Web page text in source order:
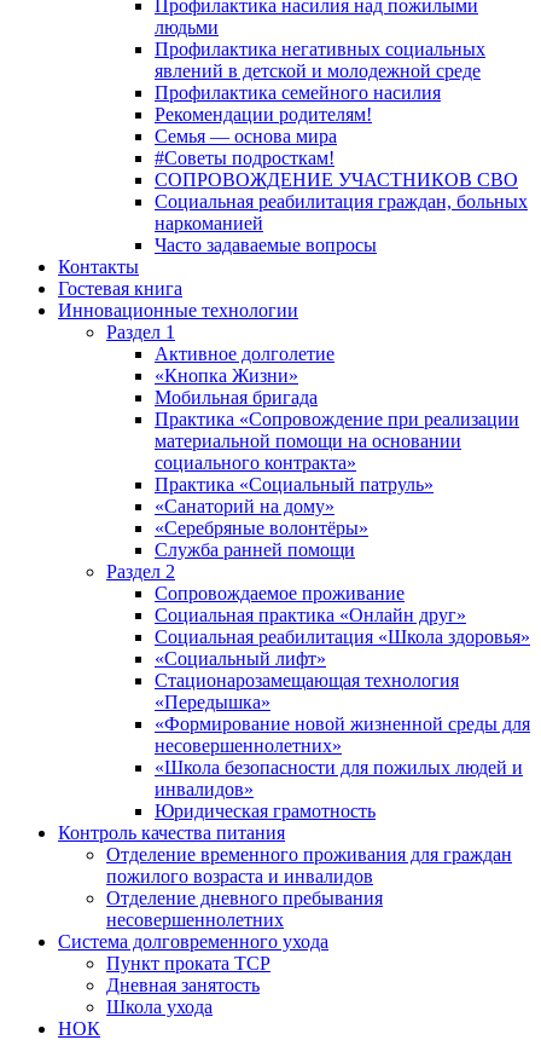
Профилактика насилия над пожилыми
людьми
Профилактика негативных социальных
явлений в детской и молодежной среде
Профилактика семейного насилия
Рекомендации родителям!
Семья — основа мира
#Советы подросткам!
СОПРОВОЖДЕНИЕ УЧАСТНИКОВ СВО
Социальная реабилитация граждан, больных
наркоманией
Часто задаваемые вопросы
Контакты
Гостевая книга
Инновационные технологии
Раздел 1
Активное долголетие
«Кнопка Жизни»
Мобильная бригада
Практика «Сопровождение при реализации
материальной помощи на основании
социального контракта»
Практика «Социальный патруль»
«Санаторий на дому»
«Серебряные волонтёры»
Служба ранней помощи
Раздел 2
Сопровождаемое проживание
Социальная практика «Онлайн друг»
Социальная реабилитация «Школа здоровья»
«Социальный лифт»
Стационарозамещающая технология
«Передышка»
«Формирование новой жизненной среды для
несовершеннолетних»
«Школа безопасности для пожилых людей и
инвалидов»
Юридическая грамотность
Контроль качества питания
Отделение временного проживания для граждан
пожилого возраста и инвалидов
Отделение дневного пребывания
несовершеннолетних
Система долговременного ухода
Пункт проката ТСР
Дневная занятость
Школа ухода
НОК